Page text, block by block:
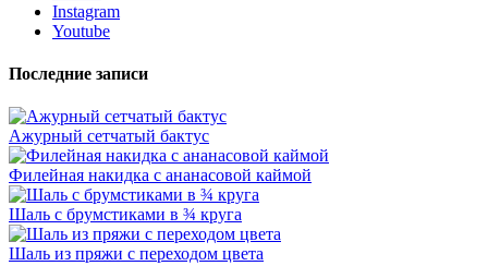
Instagram
Youtube
Последние записи
Ажурный сетчатый бактус
Филейная накидка с ананасовой каймой
Шаль с брумстиками в ¾ круга
Шаль из пряжи с переходом цвета